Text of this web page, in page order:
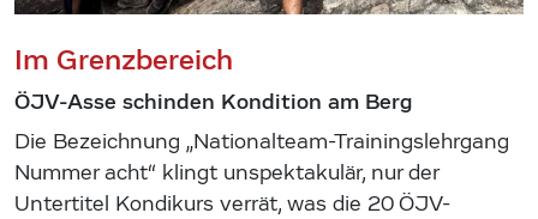
Im Grenzbereich
ÖJV-Asse schinden Kondition am Berg
Die Bezeichnung „Nationalteam-Trainingslehrgang
Nummer acht“ klingt unspektakulär, nur der
Untertitel Kondikurs verrät, was die 20 ÖJV-